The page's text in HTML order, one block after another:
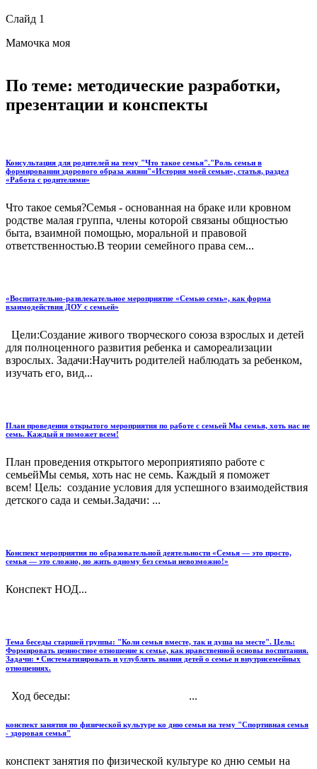
Слайд 1
Мамочка моя
По теме: методические разработки,
презентации и конспекты
Консультация для родителей на тему "Что такое семья"."Роль семьи в
формировании здорового образа жизни"«История моей семьи», статья, раздел
«Работа с родителями»
Что такое семья?Семья - основанная на браке или кровном
родстве малая группа, члены которой связаны общностью
быта, взаимной помощью, моральной и правовой
ответственностью.В теории семейного права сем...
«Воспитательно-развлекательное мероприятие «Семью семь», как форма
взаимодействия ДОУ с семьей»
Цели:Создание живого творческого союза взрослых и детей
для полноценного развития ребенка и самореализации
взрослых. Задачи:Научить родителей наблюдать за ребенком,
изучать его, вид...
План проведения открытого мероприятия по работе с семьей Мы семья, хоть нас не
семь. Каждый я поможет всем!
План проведения открытого мероприятияпо работе с
семьейМы семья, хоть нас не семь. Каждый я поможет
всем! Цель: создание условия для успешного взаимодействия
детского сада и семьи.Задачи: ...
Конспект мероприятия по образовательной деятельности «Семья — это просто,
семья — это сложно, но жить одному без семьи невозможно!»
Конспект НОД...
Тема беседы старшей группы: "Коли семья вместе, так и душа на месте". Цель:
Формировать ценностное отношение к семье, как нравственной основы воспитания.
Задачи: ⦁ Систематизировать и углублять знания детей о семье и внутрисемейных
отношениях.
Ход беседы: ...
конспект занятия по физической культуре ко дню семьи на тему "Спортивная семья
- здоровая семья"
конспект занятия по физической культуре ко дню семьи на